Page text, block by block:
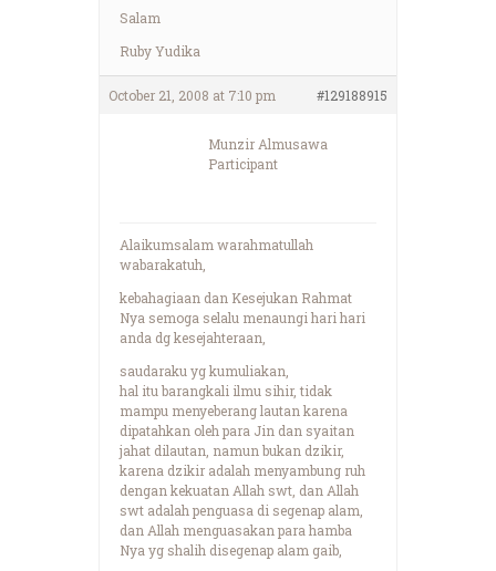
Salam
Ruby Yudika
October 21, 2008 at 7:10 pm #129188915
Munzir Almusawa
Participant
Alaikumsalam warahmatullah
wabarakatuh,
kebahagiaan dan Kesejukan Rahmat
Nya semoga selalu menaungi hari hari
anda dg kesejahteraan,
saudaraku yg kumuliakan,
hal itu barangkali ilmu sihir, tidak
mampu menyeberang lautan karena
dipatahkan oleh para Jin dan syaitan
jahat dilautan, namun bukan dzikir,
karena dzikir adalah menyambung ruh
dengan kekuatan Allah swt, dan Allah
swt adalah penguasa di segenap alam,
dan Allah menguasakan para hamba
Nya yg shalih disegenap alam gaib,